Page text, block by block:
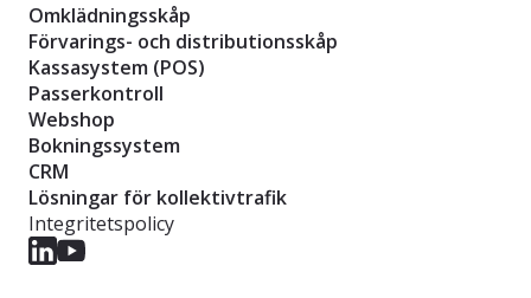
Omklädningsskåp
Förvarings- och distributionsskåp
Kassasystem (POS)
Passerkontroll
Webshop
Bokningssystem
CRM
Lösningar för kollektivtrafik
Integritetspolicy